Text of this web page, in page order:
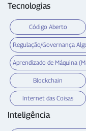
Tecnologias
Código Aberto
Regulação/Governança
Aprendizado de Máquina
Blockchain
Internet das Coisas
Inteligência